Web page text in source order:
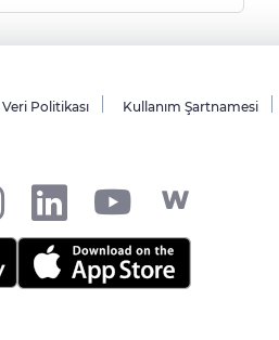
Veri Politikası Kullanım Şartnamesi